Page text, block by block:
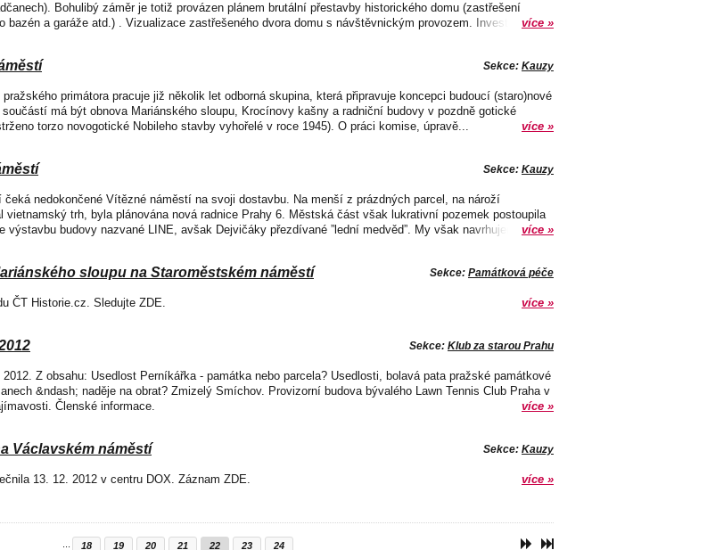
Bohulibý záměr je totiž provázen plánem brutální přestavby historického domu (zastřešení
bazén a garáže atd.) . Vizualizace zastřešeného dvora domu s návštěvnickým provozem. Investor...více »
Sekce: Kauzy
primátora pracuje již několik let odborná skupina, která připravuje koncepci budoucí (staro)nové
má být obnova Mariánského sloupu, Krocínovy kašny a radniční budovy v pozdně gotické
torzo novogotické Nobileho stavby vyhořelé v roce 1945). O práci komise, úpravě...
více »
Sekce: Kauzy
čeká nedokončené Vítězné náměstí na svoji dostavbu. Na menší z prázdných parcel, na nároží
vietnamský trh, byla plánována nová radnice Prahy 6. Městská část však lukrativní pozemek postoupila
výstavbu budovy nazvané LINE, avšak Dejvičáky přezdívané ”lední medvěd”. My však navrhujeme...více »
sloupu na Staroměstském náměstí Sekce: Památková péče
ČT Historie.cz. Sledujte ZDE. více »
Sekce: Klub za starou Prahu
Z obsahu: Usedlost Perníkářka - památka nebo parcela? Usedlosti, bolavá pata pražské památkové
&ndash; naděje na obrat? Zmizelý Smíchov. Provizorní budova bývalého Lawn Tennis Club Praha v
Členské informace.
více »
Václavském náměstí Sekce: Kauzy
13. 12. 2012 v centru DOX. Záznam ZDE. více »
18 19 20 21 22 23 24